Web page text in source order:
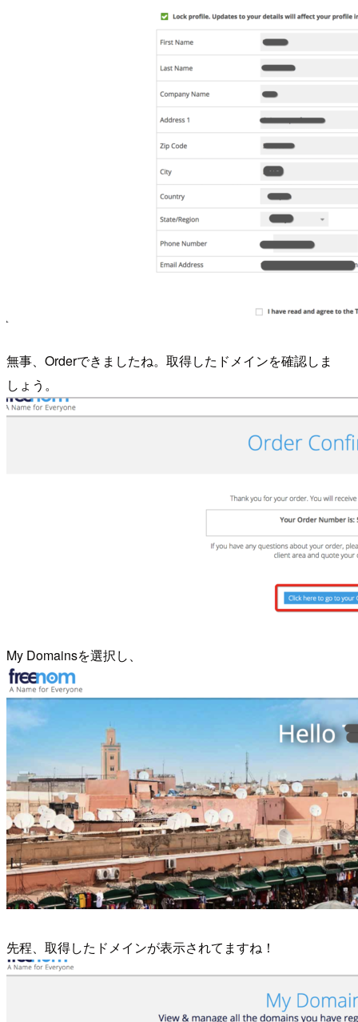
無事、Orderできましたね。取得したドメインを確認しま
しょう。
My Domainsを選択し、
先程、取得したドメインが表示されてますね！